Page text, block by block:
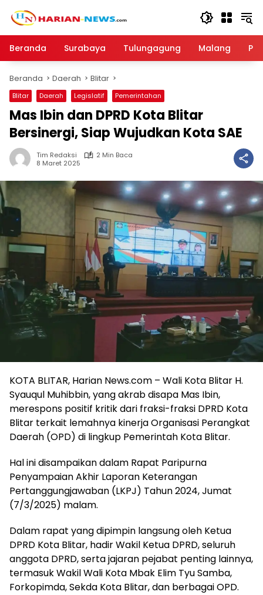
Beranda
Surabaya Tulungagung Malang
Beranda Daerah Blitar
Blitar Daerah Legislatif Pemerintahan
Mas Ibin dan DPRD Kota Blitar
Bersinergi, Siap Wujudkan Kota SAE
Tim Redaksi
2 Min Baca
8 Maret 2025
KOTA BLITAR, Harian News.com – Wali Kota Blitar H.
Syauqul Muhibbin, yang akrab disapa Mas Ibin,
merespons positif kritik dari fraksi-fraksi DPRD Kota
Blitar terkait lemahnya kinerja Organisasi Perangkat
Daerah (OPD) di lingkup Pemerintah Kota Blitar.
Hal ini disampaikan dalam Rapat Paripurna
Penyampaian Akhir Laporan Keterangan
Pertanggungjawaban (LKPJ) Tahun 2024, Jumat
(7/3/2025) malam.
Dalam rapat yang dipimpin langsung oleh Ketua
DPRD Kota Blitar, hadir Wakil Ketua DPRD, seluruh
anggota DPRD, serta jajaran pejabat penting lainnya,
termasuk Wakil Wali Kota Mbak Elim Tyu Samba,
Forkopimda, Sekda Kota Blitar, dan berbagai OPD.